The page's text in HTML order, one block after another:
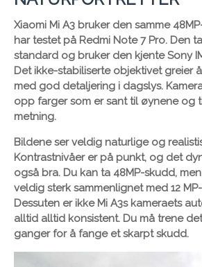
Xiaomi Mi A3 bruker den samme
har testet på Redmi Note 7 Pro. Den
standard og bruker den kjente Sony
Det ikke-stabiliserte objektivet greier
med god detaljering i dagslys.
opp farger som er sant til øynene og
metning.
Bildene ser veldig naturlige og
Kontrastnivåer er på punkt, og det
også bra. Du kan ta 48MP-skudd,
veldig sterk sammenlignet med 12
Dessuten er ikke Mi A3s kameraets
alltid alltid konsistent. Du må trene
ganger for å fange et skarpt skudd.